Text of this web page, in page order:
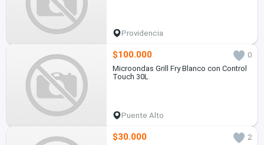
Providencia
$100.000
0
Microondas Grill Fry Blanco con Control
Touch 30L
Puente Alto
$30.000
2